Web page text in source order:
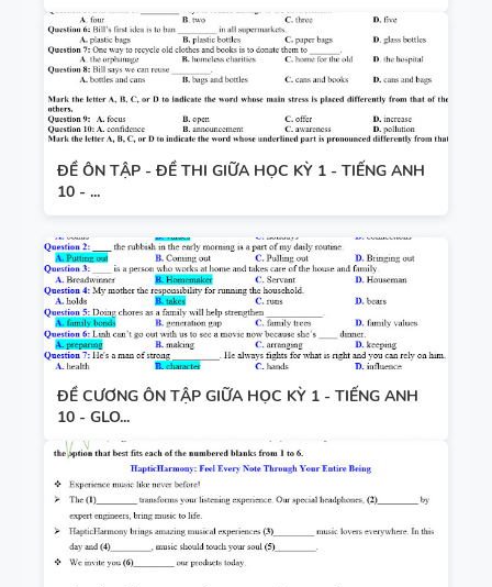
ĐỀ ÔN TẬP - ĐỀ THI GIỮA HỌC KỲ 1 - TIẾNG ANH
10 - ...
ĐỀ CƯƠNG ÔN TẬP GIỮA HỌC KỲ 1 - TIẾNG ANH
10 - GLO...